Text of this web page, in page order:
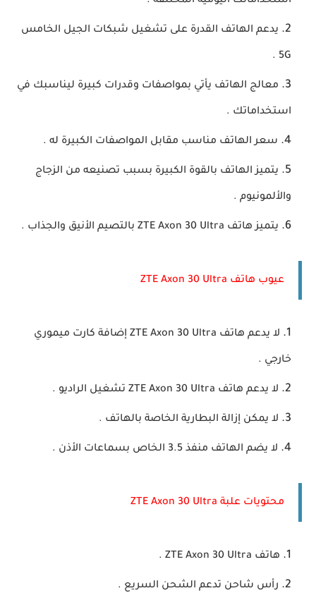
يدعم الهاتف القدرة على تشغيل شبكات الجيل الخامس
5G .
معالج الهاتف يأتي بمواصفات وقدرات كبيرة ليناسبك في
استخداماتك .
سعر الهاتف مناسب مقابل المواصفات الكبيرة له .
يتميز الهاتف بالقوة الكبيرة بسبب تصنيعه من الزجاج
والألمونيوم .
يتميز هاتف ZTE Axon 30 Ultra بالتصيم الأنيق والجذاب .
عيوب هاتف ZTE Axon 30 Ultra
لا يدعم هاتف ZTE Axon 30 Ultra إضافة كارت ميموري
خارجي .
لا يدعم هاتف ZTE Axon 30 Ultra تشغيل الراديو .
لا يمكن إزالة البطارية الخاصة بالهاتف .
لا يضم الهاتف منفذ 3.5 الخاص بسماعات الأذن .
محتويات علبة ZTE Axon 30 Ultra
هاتف ZTE Axon 30 Ultra .
رأس شاحن تدعم الشحن السريع .